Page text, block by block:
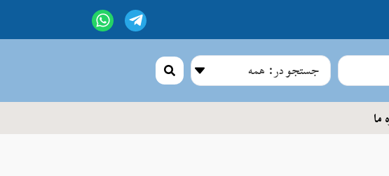
جستجو در: همه
ما